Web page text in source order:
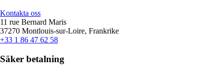
Kontakta oss
11 rue Bernard Maris
37270 Montlouis-sur-Loire, Frankrike
+33 1 86 47 62 58
Säker betalning